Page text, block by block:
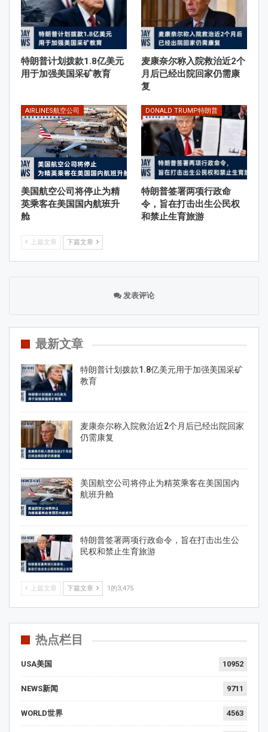
特朗普计划拨款1.8亿美元
用于加强美国采矿教育
麦康奈尔称入院救治近2个
月后已经出院回家仍需康
复
AIRLINES航空公司
美国航空公司将停止为精
英乘客在美国国内航班升
舱
DONALD TRUMP特朗普
特朗普签署两项行政命
令，旨在打击出生公民权
和禁止生育旅游
上篇文章 下篇文章
发表评论
最新文章
特朗普计划拨款1.8亿美元用于加强美国采矿
教育
麦康奈尔称入院救治近2个月后已经出院回家
仍需康复
美国航空公司将停止为精英乘客在美国国内
航班升舱
特朗普签署两项行政命令，旨在打击出生公
民权和禁止生育旅游
上篇文章 下篇文章 1的3,475
热点栏目
USA美国 10952
NEWS新闻 9711
WORLD世界 4563